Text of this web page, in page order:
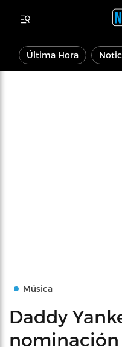
Última Hora
Música
Daddy
nominación